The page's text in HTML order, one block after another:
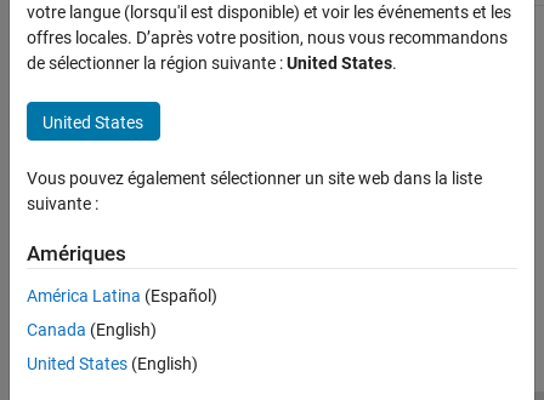
votre langue (lorsqu'il est disponible) et voir les événements et les
offres locales. D’après votre position, nous vous recommandons
de sélectionner la région suivante :United States.
United States
Vous pouvez également sélectionner un site web dans la liste
suivante :
Amériques
América Latina (Español)
Canada (English)
United States (English)